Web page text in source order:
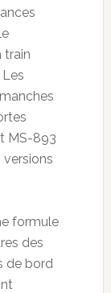
train
MS-893
versions
formule
des
de bord